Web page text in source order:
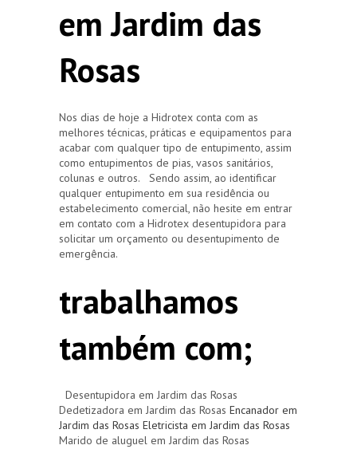
em Jardim das
Rosas
Nos dias de hoje a Hidrotex conta com as
melhores técnicas, práticas e equipamentos para
acabar com qualquer tipo de entupimento, assim
como entupimentos de pias, vasos sanitários,
colunas e outros. Sendo assim, ao identificar
qualquer entupimento em sua residência ou
estabelecimento comercial, não hesite em entrar
em contato com a Hidrotex desentupidora para
solicitar um orçamento ou desentupimento de
emergência.
trabalhamos
também com;
Desentupidora em Jardim das Rosas
Dedetizadora em Jardim das Rosas Encanador em
Jardim das Rosas Eletricista em Jardim das Rosas
Marido de aluguel em Jardim das Rosas